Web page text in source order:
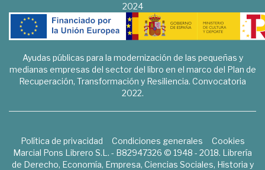
2024
Ayudas públicas para la modernización de las pequeñas y
medianas empresas del sector del libro en el marco del Plan de
Recuperación, Transformación y Resiliencia. Convocatoria
2022.
Política de privacidad Condiciones generales
Cookies
Marcial Pons Librero S.L. - B82947326 © 1948 - 2018. Librería
de Derecho, Economía, Empresa, Ciencias Sociales, Historia y